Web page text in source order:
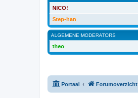
NICO!
Step-han
ALGEMENE MODERATORS
theo
Portaal Forumoverzicht